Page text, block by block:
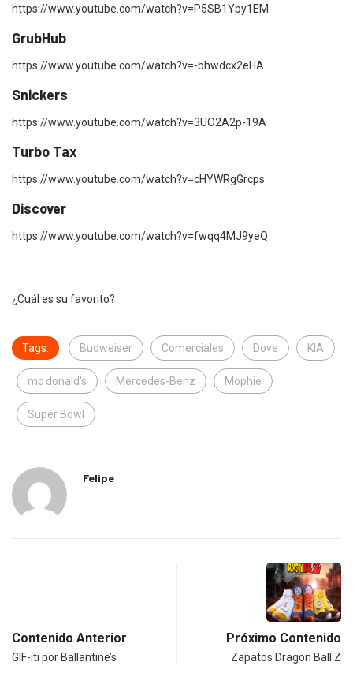
https://www.youtube.com/watch?v=P5SB1Ypy1EM
GrubHub
https://www.youtube.com/watch?v=-bhwdcx2eHA
Snickers
https://www.youtube.com/watch?v=3UO2A2p-19A
Turbo Tax
https://www.youtube.com/watch?v=cHYWRgGrcps
Discover
https://www.youtube.com/watch?v=fwqq4MJ9yeQ
¿Cuál es su favorito?
Tags: Budweiser Comerciales Dove KIA
mc donald's Mercedes-Benz Mophie
Super Bowl
Felipe
Contenido Anterior
GIF-iti por Ballantine’s
Próximo Contenido
Zapatos Dragon Ball Z